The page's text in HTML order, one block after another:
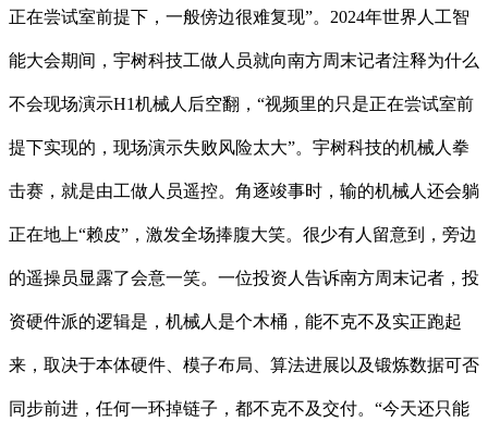
正在尝试室前提下，一般傍边很难复现”。2024年世界人工智
能大会期间，宇树科技工做人员就向南方周末记者注释为什么
不会现场演示H1机械人后空翻，“视频里的只是正在尝试室前
提下实现的，现场演示失败风险太大”。宇树科技的机械人拳
击赛，就是由工做人员遥控。角逐竣事时，输的机械人还会躺
正在地上“赖皮”，激发全场捧腹大笑。很少有人留意到，旁边
的遥操员显露了会意一笑。一位投资人告诉南方周末记者，投
资硬件派的逻辑是，机械人是个木桶，能不克不及实正跑起
来，取决于本体硬件、模子布局、算法进展以及锻炼数据可否
同步前进，任何一环掉链子，都不克不及交付。“今天还只能